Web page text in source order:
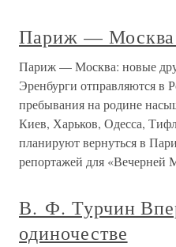
Париж —
Париж — Москва: новые
Эренбурги отправляются в
пребывания на родине
Киев, Харьков, Одесса,
планируют вернуться в
репортажей для «Вечерней
В. Ф. Турчин
одиночестве